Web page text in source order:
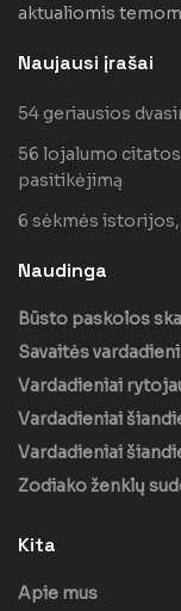
aktualiomis
Naujausi įrašai
54 geriausios
56 lojalumo
pasitikėjimą
6 sėkmės
Naudinga
Būsto paskolos
Savaitės
Vardadieniai
Vardadieniai
Vardadieniai
Zodiako ženklų
Kita
Apie mus